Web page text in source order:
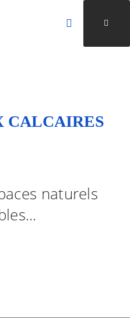
Rechercher
Valider la
CALCAIRES
naturels